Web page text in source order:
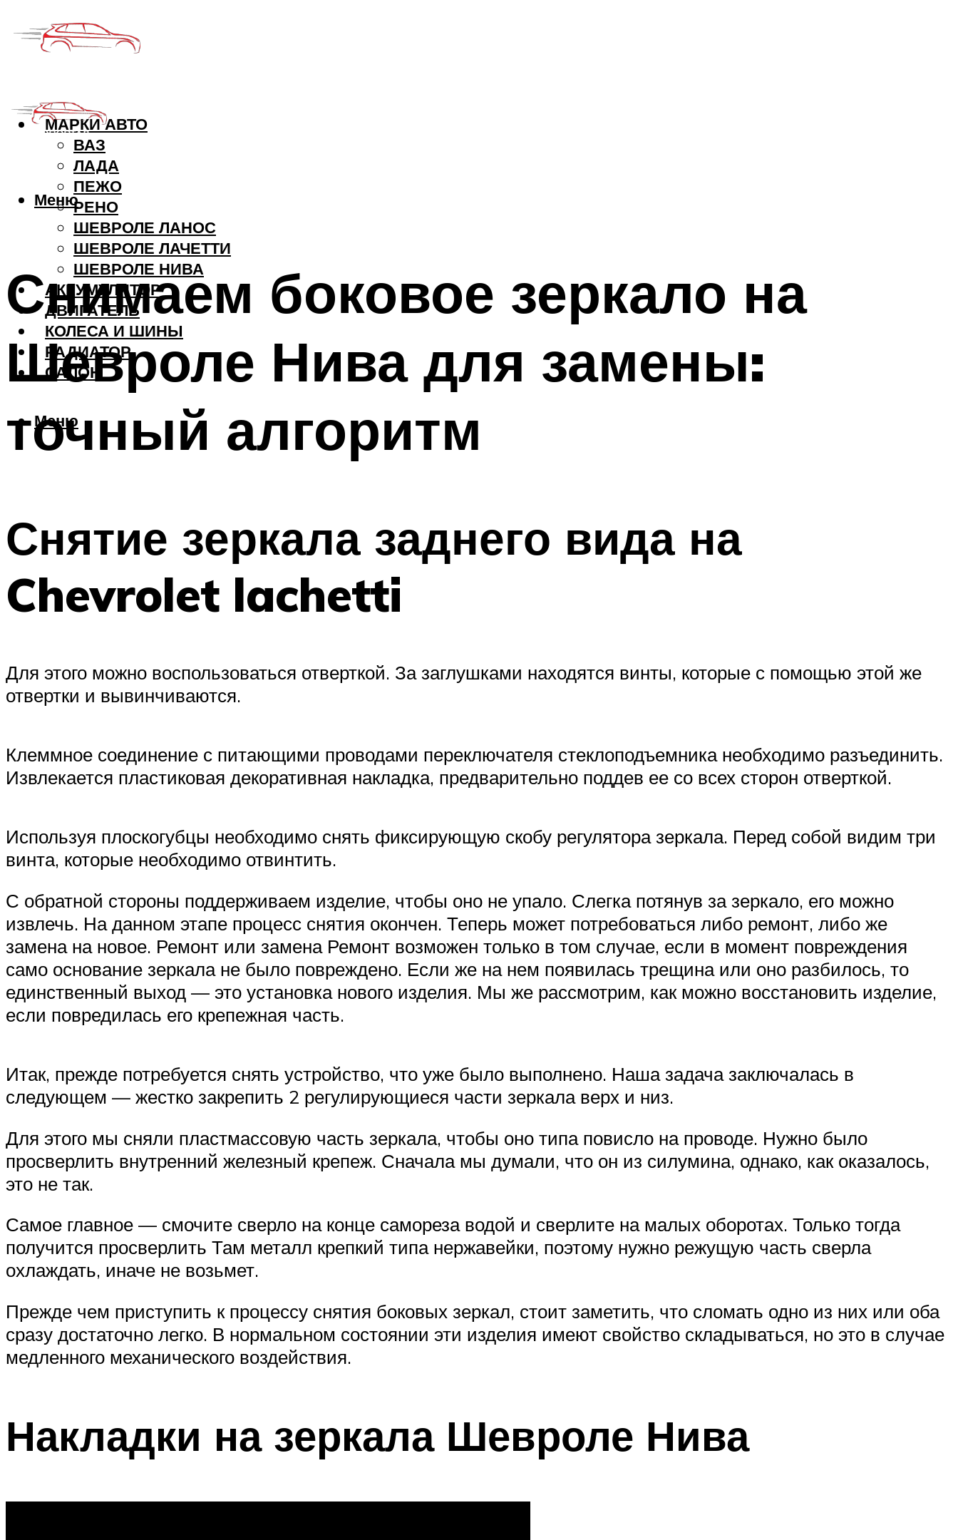
МАРКИ АВТО
ВАЗ
ЛАДА
ПЕЖО
РЕНО
ШЕВРОЛЕ ЛАНОС
ШЕВРОЛЕ ЛАЧЕТТИ
ШЕВРОЛЕ НИВА
АККУМУЛЯТОР
ДВИГАТЕЛЬ
КОЛЕСА И ШИНЫ
РАДИАТОР
САЛОН
Меню
Меню
Снимаем боковое зеркало на
Шевроле Нива для замены:
точный алгоритм
Снятие зеркала заднего вида на
Chevrolet lachetti
Для этого можно воспользоваться отверткой. За заглушками находятся винты, которые с помощью этой же
отвертки и вывинчиваются.
Клеммное соединение с питающими проводами переключателя стеклоподъемника необходимо разъединить.
Извлекается пластиковая декоративная накладка, предварительно поддев ее со всех сторон отверткой.
Используя плоскогубцы необходимо снять фиксирующую скобу регулятора зеркала. Перед собой видим три
винта, которые необходимо отвинтить.
С обратной стороны поддерживаем изделие, чтобы оно не упало. Слегка потянув за зеркало, его можно
извлечь. На данном этапе процесс снятия окончен. Теперь может потребоваться либо ремонт, либо же
замена на новое. Ремонт или замена Ремонт возможен только в том случае, если в момент повреждения
само основание зеркала не было повреждено. Если же на нем появилась трещина или оно разбилось, то
единственный выход — это установка нового изделия. Мы же рассмотрим, как можно восстановить изделие,
если повредилась его крепежная часть.
Итак, прежде потребуется снять устройство, что уже было выполнено. Наша задача заключалась в
следующем — жестко закрепить 2 регулирующиеся части зеркала верх и низ.
Для этого мы сняли пластмассовую часть зеркала, чтобы оно типа повисло на проводе. Нужно было
просверлить внутренний железный крепеж. Сначала мы думали, что он из силумина, однако, как оказалось,
это не так.
Самое главное — смочите сверло на конце самореза водой и сверлите на малых оборотах. Только тогда
получится просверлить Там металл крепкий типа нержавейки, поэтому нужно режущую часть сверла
охлаждать, иначе не возьмет.
Прежде чем приступить к процессу снятия боковых зеркал, стоит заметить, что сломать одно из них или оба
сразу достаточно легко. В нормальном состоянии эти изделия имеют свойство складываться, но это в случае
медленного механического воздействия.
Накладки на зеркала Шевроле Нива